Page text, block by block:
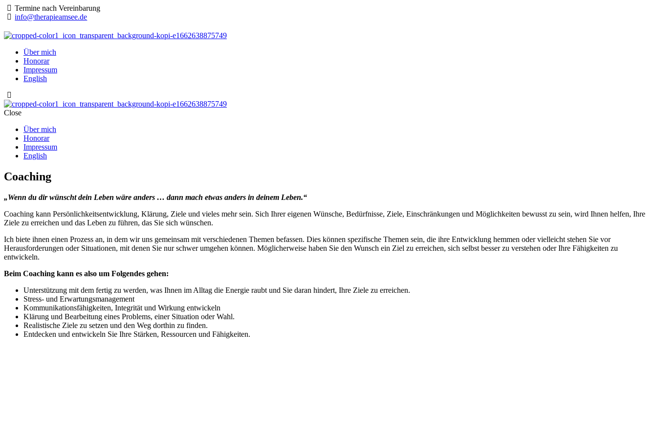
Termine nach Vereinbarung
info@therapieamsee.de
Über mich
Honorar
Impressum
English
Close
Über mich
Honorar
Impressum
English
Coaching
„Wenn du dir wünscht dein Leben wäre anders … dann mach etwas anders in deinem Leben.“
Coaching kann Persönlichkeitsentwicklung, Klärung, Ziele und vieles mehr sein. Sich Ihrer eigenen Wünsche, Bedürfnisse, Ziele, Einschränkungen und Möglichkeiten bewusst zu sein, wird Ihnen helfen, Ihre
Ziele zu erreichen und das Leben zu führen, das Sie sich wünschen.
Ich biete ihnen einen Prozess an, in dem wir uns gemeinsam mit verschiedenen Themen befassen. Dies können spezifische Themen sein, die ihre Entwicklung hemmen oder vielleicht stehen Sie vor
Herausforderungen oder Situationen, mit denen Sie nur schwer umgehen können. Möglicherweise haben Sie den Wunsch ein Ziel zu erreichen, sich selbst besser zu verstehen oder Ihre Fähigkeiten zu
entwickeln.
Beim Coaching kann es also um Folgendes gehen:
Unterstützung mit dem fertig zu werden, was Ihnen im Alltag die Energie raubt und Sie daran hindert, Ihre Ziele zu erreichen.
Stress- und Erwartungsmanagement
Kommunikationsfähigkeiten, Integrität und Wirkung entwickeln
Klärung und Bearbeitung eines Problems, einer Situation oder Wahl.
Realistische Ziele zu setzen und den Weg dorthin zu finden.
Entdecken und entwickeln Sie Ihre Stärken, Ressourcen und Fähigkeiten.